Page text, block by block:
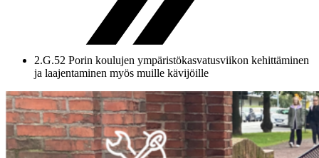
2.G.52 Porin koulujen ympäristökasvatusviikon kehittäminen
ja laajentaminen myös muille kävijöille